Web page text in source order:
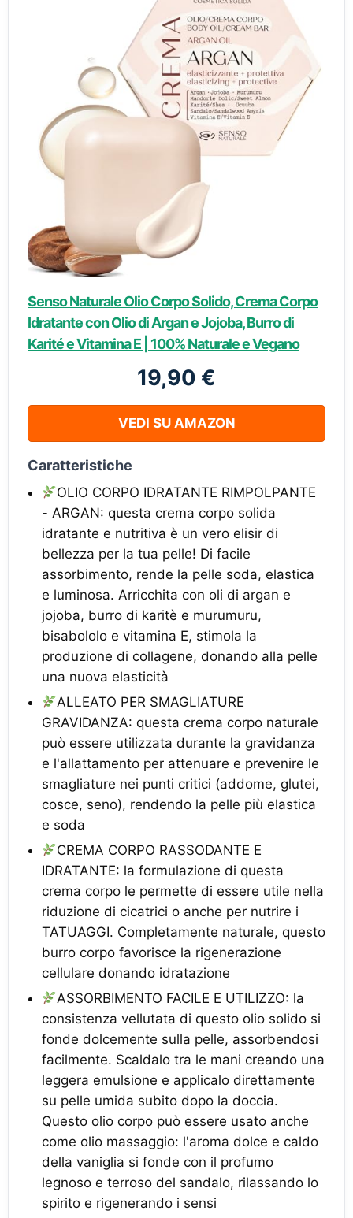
Senso Naturale Olio Corpo Solido, Crema Corpo
Idratante con Olio di Argan e Jojoba, Burro di
Karité e Vitamina E | 100% Naturale e Vegano
19,90 €
VEDI SU AMAZON
Caratteristiche
OLIO CORPO IDRATANTE RIMPOLPANTE
- ARGAN: questa crema corpo solida
idratante e nutritiva è un vero elisir di
bellezza per la tua pelle! Di facile
assorbimento, rende la pelle soda, elastica
e luminosa. Arricchita con oli di argan e
jojoba, burro di karitè e murumuru,
bisabololo e vitamina E, stimola la
produzione di collagene, donando alla pelle
una nuova elasticità
ALLEATO PER SMAGLIATURE
GRAVIDANZA: questa crema corpo naturale
può essere utilizzata durante la gravidanza
e l'allattamento per attenuare e prevenire le
smagliature nei punti critici (addome, glutei,
cosce, seno), rendendo la pelle più elastica
e soda
CREMA CORPO RASSODANTE E
IDRATANTE: la formulazione di questa
crema corpo le permette di essere utile nella
riduzione di cicatrici o anche per nutrire i
TATUAGGI. Completamente naturale, questo
burro corpo favorisce la rigenerazione
cellulare donando idratazione
ASSORBIMENTO FACILE E UTILIZZO: la
consistenza vellutata di questo olio solido si
fonde dolcemente sulla pelle, assorbendosi
facilmente. Scaldalo tra le mani creando una
leggera emulsione e applicalo direttamente
su pelle umida subito dopo la doccia.
Questo olio corpo può essere usato anche
come olio massaggio: l'aroma dolce e caldo
della vaniglia si fonde con il profumo
legnoso e terroso del sandalo, rilassando lo
spirito e rigenerando i sensi